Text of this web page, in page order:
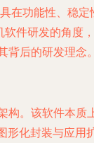
在功能性、稳定
软件研发的角度，
背后的研发理念
构。该软件本质
形化封装与应用